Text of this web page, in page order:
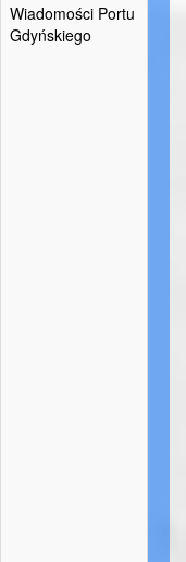
Wiadomości Portu
Gdyńskiego